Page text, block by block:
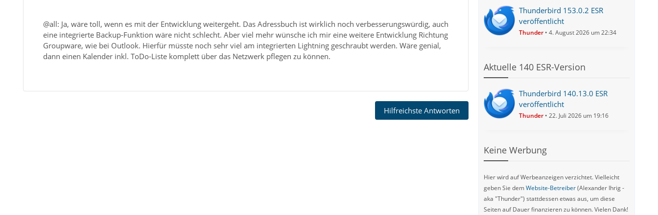
@all: Ja, wäre toll, wenn es mit der Entwicklung weitergeht. Das Adressbuch ist wirklich noch verbesserungswürdig, auch
eine integrierte Backup-Funktion wäre nicht schlecht. Aber viel mehr wünsche ich mir eine weitere Entwicklung Richtung
Groupware, wie bei Outlook. Hierfür müsste noch sehr viel am integrierten Lightning geschraubt werden. Wäre genial,
dann einen Kalender inkl. ToDo-Liste komplett über das Netzwerk pflegen zu können.
Hilfreichste Antworten
Thunderbird 153.0.2 ESR
veröffentlicht
Thunder 4. August 2026 um 22:34
Aktuelle 140 ESR-Version
Thunderbird 140.13.0 ESR
veröffentlicht
Thunder 22. Juli 2026 um 19:16
Keine Werbung
Hier wird auf Werbeanzeigen verzichtet. Vielleicht
geben Sie demWebsite-Betreiber(Alexander Ihrig -
aka "Thunder") stattdessen etwas aus, um diese
Seiten auf Dauer finanzieren zu können. Vielen Dank!